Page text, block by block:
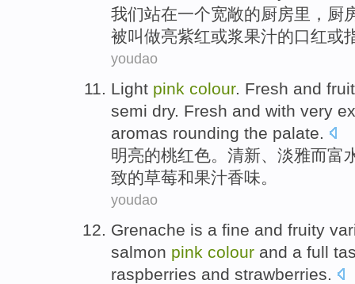
我们站在一个宽敞的厨房里，厨
被叫做亮紫红或浆果汁的口红或
youdao
Light pink colour. Fresh and
semi dry. Fresh and with very
aromas rounding the palate.
明亮的桃红色。 清新、 淡雅而富
致的草莓和果汁香味。
youdao
Grenache is a fine and fruity
salmon pink colour and a full
raspberries and strawberries.